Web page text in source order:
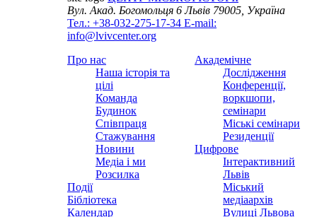
Вул. Акад. Богомольця 6Львів 79005, Україна
Тел.: +38-032-275-17-34 E-mail:
info@lvivcenter.org
Про нас
Наша історія та
цілі
Команда
Будинок
Співпраця
Стажування
Новини
Медіа і ми
Розсилка
Події
Бібліотека
Календар
Академічне
Дослідження
Конференції,
воркшопи,
семінари
Міські семінари
Резиденції
Цифрове
Інтерактивний
Львів
Міський
медіаархів
Вулиці Львова